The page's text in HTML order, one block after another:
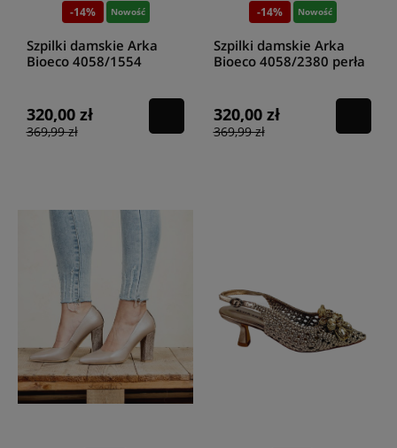
-14% Nowość
Szpilki damskie Arka
Bioeco 4058/1554
320,00 zł
369,99 zł
-14% Nowość
Szpilki damskie Arka
Bioeco 4058/2380 perła
320,00 zł
369,99 zł